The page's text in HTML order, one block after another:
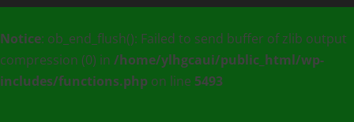
:
Agence
de
Notice: ob_end_flush(): Failed to send buffer of zlib output
compression (0) in /home/ylhgcaui/public_html/wp-
includes/functions.php on line 5493